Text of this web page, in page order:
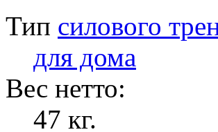
Тип силового
для дома
Вес нетто:
47 кг.